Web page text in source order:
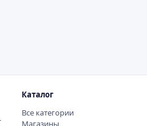
Каталог
Все категории
Магазины